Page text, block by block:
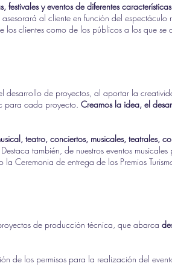
festivales y eventos de diferentes características
al cliente en función del
clientes como de los públicos a los que se
desarrollo de proyectos, al aportar la
para cada proyecto. Creamos la idea, el
teatro, conciertos, musicales,
también, de nuestros eventos
Ceremonia de entrega de los Premios
de producción técnica, que abarca
de los permisos para la realización del